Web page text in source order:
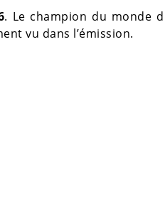
. Le champion du monde
vu dans l’émission.